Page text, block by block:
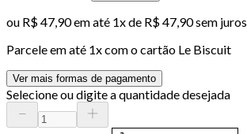
ou R$ 47,90em até 1x de R$ 47,90sem juros
Parcele em até 1x com o cartão Le Biscuit
Ver mais formas de pagamento
Selecione ou digite a quantidade desejada